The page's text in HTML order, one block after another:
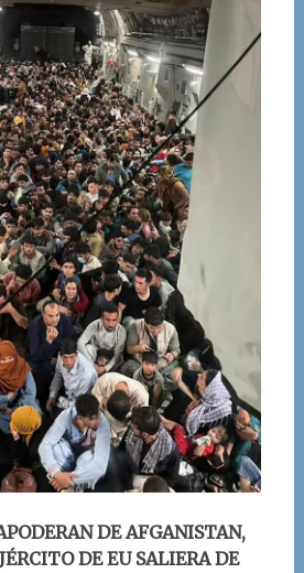
DE AFGANISTAN,
DE EU SALIERA DE